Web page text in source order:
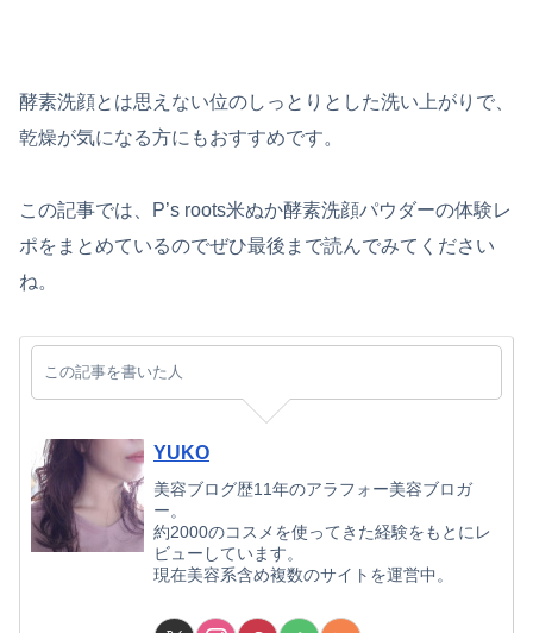
酵素洗顔とは思えない位のしっとりとした洗い上がりで、
乾燥が気になる方にもおすすめです。
この記事では、P’s roots米ぬか酵素洗顔パウダーの体験レ
ポをまとめているのでぜひ最後まで読んでみてください
ね。
この記事を書いた人
YUKO
美容ブログ歴11年のアラフォー美容ブロガ
ー。
約2000のコスメを使ってきた経験をもとにレ
ビューしています。
現在美容系含め複数のサイトを運営中。